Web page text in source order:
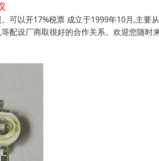
可以开17%税票 成立于1999年10月,主要
配设厂商取很好的合作关系。欢迎您随时